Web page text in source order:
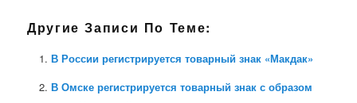
Другие Записи По Теме:
В России регистрируется товарный знак «Макдак»
В Омске регистрируется товарный знак с образом